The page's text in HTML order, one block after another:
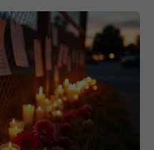
de COVID?
real al deceselor